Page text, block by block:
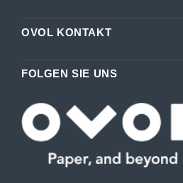
OVOL KONTAKT
FOLGEN SIE UNS